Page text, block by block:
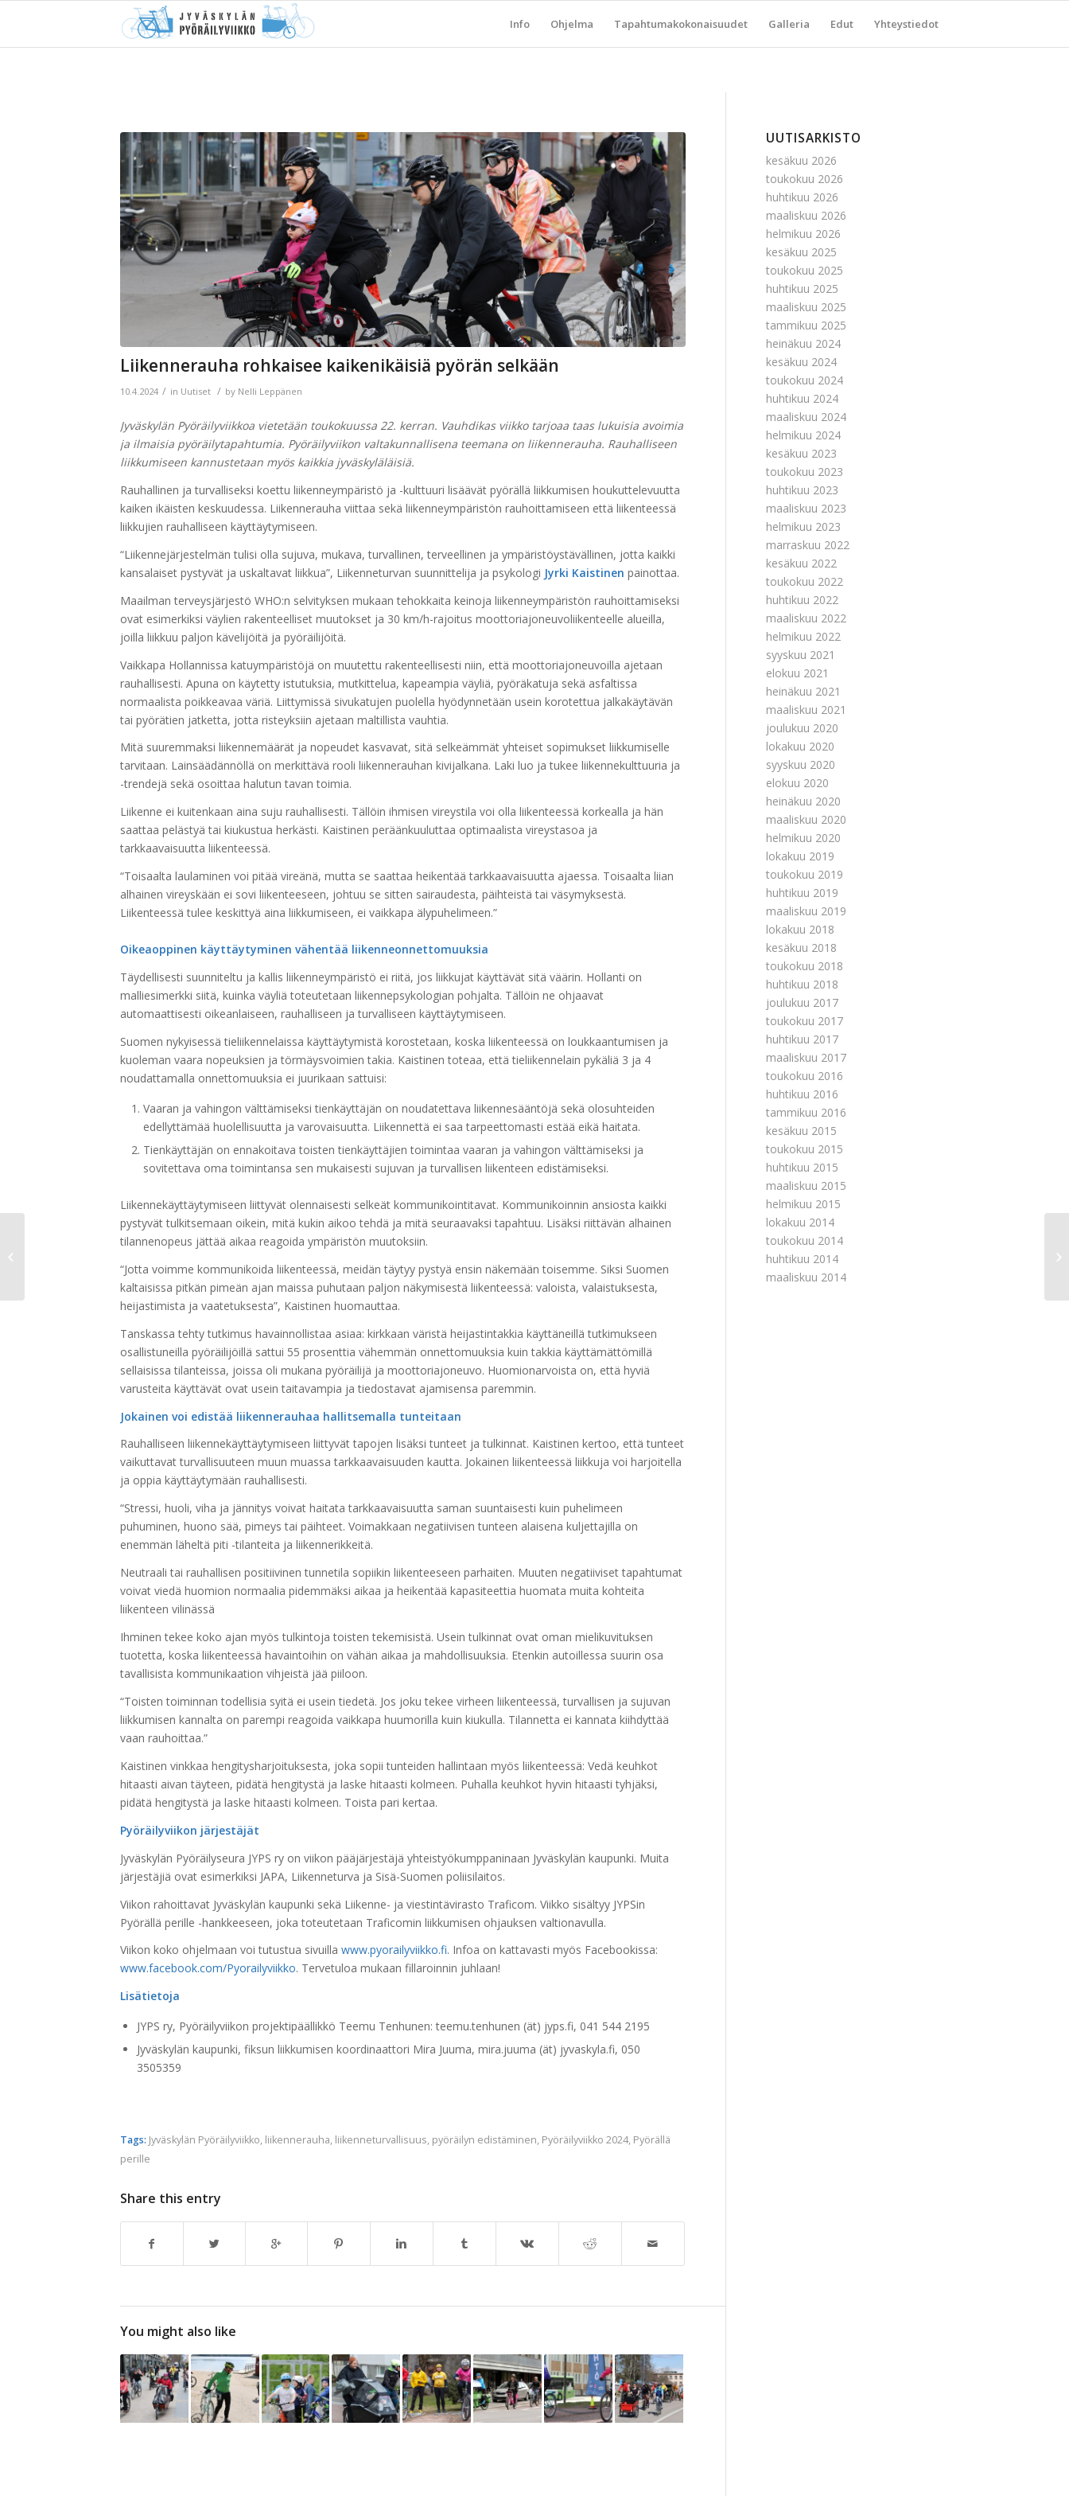
Info Ohjelma Tapahtumakokonaisuudet Galleria Edut Yhteystiedot
Liikennerauha rohkaisee kaikenikäisiä pyörän selkään
10.4.2024 / in Uutiset / by Nelli Leppänen
Jyväskylän Pyöräilyviikkoavietetään toukokuussa 22. kerran. Vauhdikas viikko tarjoaa taas lukuisia avoimia
ja ilmaisia pyöräilytapahtumia. Pyöräilyviikon valtakunnallisena teemana on liikennerauha. Rauhalliseen
liikkumiseen kannustetaan myös kaikkia jyväskyläläisiä.
Rauhallinen ja turvalliseksi koettu liikenneympäristö ja -kulttuuri lisäävät pyörällä liikkumisen houkuttelevuutta
kaiken ikäisten keskuudessa. Liikennerauha viittaa sekä liikenneympäristön rauhoittamiseen että liikenteessä
liikkujien rauhalliseen käyttäytymiseen.
“Liikennejärjestelmän tulisi olla sujuva, mukava, turvallinen, terveellinen ja ympäristöystävällinen, jotta kaikki
kansalaiset pystyvät ja uskaltavat liikkua”, Liikenneturvan suunnittelija ja psykologi Jyrki Kaistinen painottaa.
Maailman terveysjärjestö WHO:n selvityksen mukaan tehokkaita keinoja liikenneympäristön rauhoittamiseksi
ovat esimerkiksi väylien rakenteelliset muutokset ja 30 km/h-rajoitus moottoriajoneuvoliikenteelle alueilla,
joilla liikkuu paljon kävelijöitä ja pyöräilijöitä.
Vaikkapa Hollannissa katuympäristöjä on muutettu rakenteellisesti niin, että moottoriajoneuvoilla ajetaan
rauhallisesti. Apuna on käytetty istutuksia, mutkittelua, kapeampia väyliä, pyöräkatuja sekä asfaltissa
normaalista poikkeavaa väriä. Liittymissä sivukatujen puolella hyödynnetään usein korotettua jalkakäytävän
tai pyörätien jatketta, jotta risteyksiin ajetaan maltillista vauhtia.
Mitä suuremmaksi liikennemäärät ja nopeudet kasvavat, sitä selkeämmät yhteiset sopimukset liikkumiselle
tarvitaan. Lainsäädännöllä on merkittävä rooli liikennerauhan kivijalkana. Laki luo ja tukee liikennekulttuuria ja
-trendejä sekä osoittaa halutun tavan toimia.
Liikenne ei kuitenkaan aina suju rauhallisesti. Tällöin ihmisen vireystila voi olla liikenteessä korkealla ja hän
saattaa pelästyä tai kiukustua herkästi. Kaistinen peräänkuuluttaa optimaalista vireystasoa ja
tarkkaavaisuutta liikenteessä.
“Toisaalta laulaminen voi pitää vireänä, mutta se saattaa heikentää tarkkaavaisuutta ajaessa. Toisaalta liian
alhainen vireyskään ei sovi liikenteeseen, johtuu se sitten sairaudesta, päihteistä tai väsymyksestä.
Liikenteessä tulee keskittyä aina liikkumiseen, ei vaikkapa älypuhelimeen.”
Oikeaoppinen käyttäytyminen vähentää liikenneonnettomuuksia
Täydellisesti suunniteltu ja kallis liikenneympäristö ei riitä, jos liikkujat käyttävät sitä väärin. Hollanti on
malliesimerkki siitä, kuinka väyliä toteutetaan liikennepsykologian pohjalta. Tällöin ne ohjaavat
automaattisesti oikeanlaiseen, rauhalliseen ja turvalliseen käyttäytymiseen.
Suomen nykyisessä tieliikennelaissa käyttäytymistä korostetaan, koska liikenteessä on loukkaantumisen ja
kuoleman vaara nopeuksien ja törmäysvoimien takia. Kaistinen toteaa, että tieliikennelain pykäliä 3 ja 4
noudattamalla onnettomuuksia ei juurikaan sattuisi:
Vaaran ja vahingon välttämiseksi tienkäyttäjän on noudatettava liikennesääntöjä sekä olosuhteiden
edellyttämää huolellisuutta ja varovaisuutta. Liikennettä ei saa tarpeettomasti estää eikä haitata.
Tienkäyttäjän on ennakoitava toisten tienkäyttäjien toimintaa vaaran ja vahingon välttämiseksi ja
sovitettava oma toimintansa sen mukaisesti sujuvan ja turvallisen liikenteen edistämiseksi.
Liikennekäyttäytymiseen liittyvät olennaisesti selkeät kommunikointitavat. Kommunikoinnin ansiosta kaikki
pystyvät tulkitsemaan oikein, mitä kukin aikoo tehdä ja mitä seuraavaksi tapahtuu. Lisäksi riittävän alhainen
tilannenopeus jättää aikaa reagoida ympäristön muutoksiin.
“Jotta voimme kommunikoida liikenteessä, meidän täytyy pystyä ensin näkemään toisemme. Siksi Suomen
kaltaisissa pitkän pimeän ajan maissa puhutaan paljon näkymisestä liikenteessä: valoista, valaistuksesta,
heijastimista ja vaatetuksesta”, Kaistinen huomauttaa.
Tanskassa tehty tutkimus havainnollistaa asiaa: kirkkaan väristä heijastintakkia käyttäneillä tutkimukseen
osallistuneilla pyöräilijöillä sattui 55 prosenttia vähemmän onnettomuuksia kuin takkia käyttämättömillä
sellaisissa tilanteissa, joissa oli mukana pyöräilijä ja moottoriajoneuvo. Huomionarvoista on, että hyviä
varusteita käyttävät ovat usein taitavampia ja tiedostavat ajamisensa paremmin.
Jokainen voi edistää liikennerauhaa hallitsemalla tunteitaan
Rauhalliseen liikennekäyttäytymiseen liittyvät tapojen lisäksi tunteet ja tulkinnat. Kaistinen kertoo, ettätunteet
vaikuttavat turvallisuuteen muun muassa tarkkaavaisuuden kautta. Jokainen liikenteessä liikkuja voi harjoitella
ja oppia käyttäytymään rauhallisesti.
“Stressi, huoli, viha ja jännitys voivat haitata tarkkaavaisuutta saman suuntaisesti kuin puhelimeen
puhuminen, huono sää, pimeys tai päihteet. Voimakkaan negatiivisen tunteen alaisena kuljettajilla on
enemmän läheltä piti -tilanteita ja liikennerikkeitä.
Neutraali tai rauhallisen positiivinen tunnetila sopiikin liikenteeseen parhaiten. Muuten negatiiviset tapahtumat
voivat viedä huomion normaalia pidemmäksi aikaa ja heikentää kapasiteettia huomata muita kohteita
liikenteen vilinässä
Ihminen tekee koko ajan myös tulkintoja toisten tekemisistä. Usein tulkinnat ovat oman mielikuvituksen
tuotetta, koska liikenteessä havaintoihin on vähän aikaa ja mahdollisuuksia. Etenkin autoillessa suurin osa
tavallisista kommunikaation vihjeistä jää piiloon.
“Toisten toiminnan todellisia syitä ei usein tiedetä. Jos joku tekee virheen liikenteessä, turvallisen ja sujuvan
liikkumisen kannalta on parempi reagoida vaikkapa huumorilla kuin kiukulla. Tilannetta ei kannata kiihdyttää
vaan rauhoittaa.”
Kaistinen vinkkaa hengitysharjoituksesta, joka sopii tunteiden hallintaan myös liikenteessä: Vedä keuhkot
hitaasti aivan täyteen, pidätä hengitystä ja laske hitaasti kolmeen. Puhalla keuhkot hyvin hitaasti tyhjäksi,
pidätä hengitystä ja laske hitaasti kolmeen. Toista pari kertaa.
Pyöräilyviikon järjestäjät
Jyväskylän Pyöräilyseura JYPS ry on viikon pääjärjestäjä yhteistyökumppaninaan Jyväskylän kaupunki. Muita
järjestäjiä ovat esimerkiksi JAPA, Liikenneturva ja Sisä-Suomen poliisilaitos.
Viikon rahoittavat Jyväskylän kaupunki sekä Liikenne- ja viestintävirasto Traficom. Viikko sisältyy JYPSin
Pyörällä perille -hankkeeseen, joka toteutetaan Traficomin liikkumisen ohjauksen valtionavulla.
Viikon koko ohjelmaan voi tutustua sivuilla www.pyorailyviikko.fi. Infoa on kattavasti myös Facebookissa:
www.facebook.com/Pyorailyviikko. Tervetuloa mukaan fillaroinnin juhlaan!
Lisätietoja
JYPS ry, Pyöräilyviikon projektipäällikkö Teemu Tenhunen: teemu.tenhunen (ät) jyps.fi, 041 544 2195
Jyväskylän kaupunki, fiksun liikkumisen koordinaattori Mira Juuma, mira.juuma (ät) jyvaskyla.fi, 050
3505359
Tags: Jyväskylän Pyöräilyviikko, liikennerauha, liikenneturvallisuus, pyöräilyn edistäminen, Pyöräilyviikko 2024, Pyörällä
perille
Share this entry
You might also like
UUTISARKISTO
kesäkuu 2026
toukokuu 2026
huhtikuu 2026
maaliskuu 2026
helmikuu 2026
kesäkuu 2025
toukokuu 2025
huhtikuu 2025
maaliskuu 2025
tammikuu 2025
heinäkuu 2024
kesäkuu 2024
toukokuu 2024
huhtikuu 2024
maaliskuu 2024
helmikuu 2024
kesäkuu 2023
toukokuu 2023
huhtikuu 2023
maaliskuu 2023
helmikuu 2023
marraskuu 2022
kesäkuu 2022
toukokuu 2022
huhtikuu 2022
maaliskuu 2022
helmikuu 2022
syyskuu 2021
elokuu 2021
heinäkuu 2021
maaliskuu 2021
joulukuu 2020
lokakuu 2020
syyskuu 2020
elokuu 2020
heinäkuu 2020
maaliskuu 2020
helmikuu 2020
lokakuu 2019
toukokuu 2019
huhtikuu 2019
maaliskuu 2019
lokakuu 2018
kesäkuu 2018
toukokuu 2018
huhtikuu 2018
joulukuu 2017
toukokuu 2017
huhtikuu 2017
maaliskuu 2017
toukokuu 2016
huhtikuu 2016
tammikuu 2016
kesäkuu 2015
toukokuu 2015
huhtikuu 2015
maaliskuu 2015
helmikuu 2015
lokakuu 2014
toukokuu 2014
huhtikuu 2014
maaliskuu 2014
Vaikuttajien Pyöräily